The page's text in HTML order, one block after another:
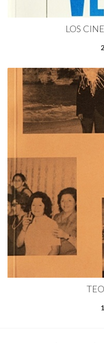
LOS